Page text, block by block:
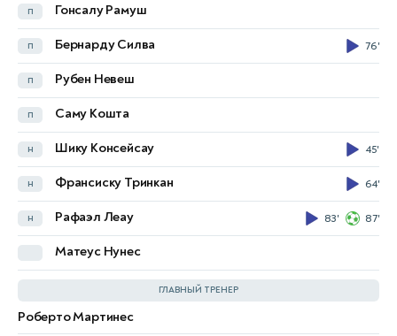
п Гонсалу Рамуш
п Бернарду Силва 76'
п Рубен Невеш
п Саму Кошта
н Шику Консейсау 45'
н Франсиску Тринкан 64'
н Рафаэл Леау 83' 87'
Матеус Нунес
ГЛАВНЫЙ ТРЕНЕР
Роберто Мартинес
п Шерзод Эсанов
п Джамшид Искандеров
п Достонбек Хамдамов
п Акмал Мозговой
п Остон Урунов
н Азизбек Амонов
н Русланбек Джиянов
н Игорь Сергеев
Фабио Каннаваро